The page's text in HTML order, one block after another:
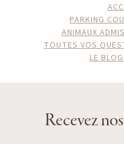
Recevez
PARKING
ANIMAUX
TOUTES VOS
LE